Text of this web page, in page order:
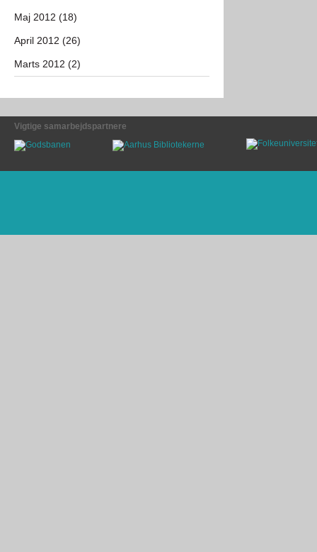
Maj 2012 (18)
April 2012 (26)
Marts 2012 (2)
Vigtige samarbejdspartnere